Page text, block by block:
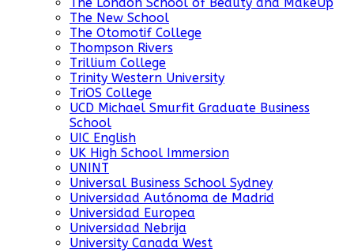
The London School of Beauty and MakeUp
The New School
The Otomotif College
Thompson Rivers
Trillium College
Trinity Western University
TriOS College
UCD Michael Smurfit Graduate Business
School
UIC English
UK High School Immersion
UNINT
Universal Business School Sydney
Universidad Autónoma de Madrid
Universidad Europea
Universidad Nebrija
University Canada West